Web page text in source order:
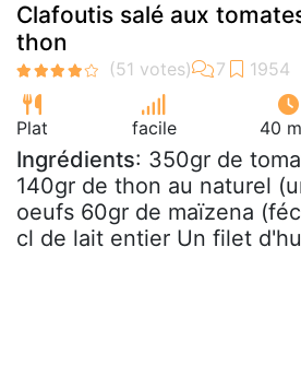
Clafoutis salé aux
thon
Plat facile 40
Ingrédients: 350gr de
140gr de thon au naturel
oeufs 60gr de maïzena
cl de lait entier Un filet